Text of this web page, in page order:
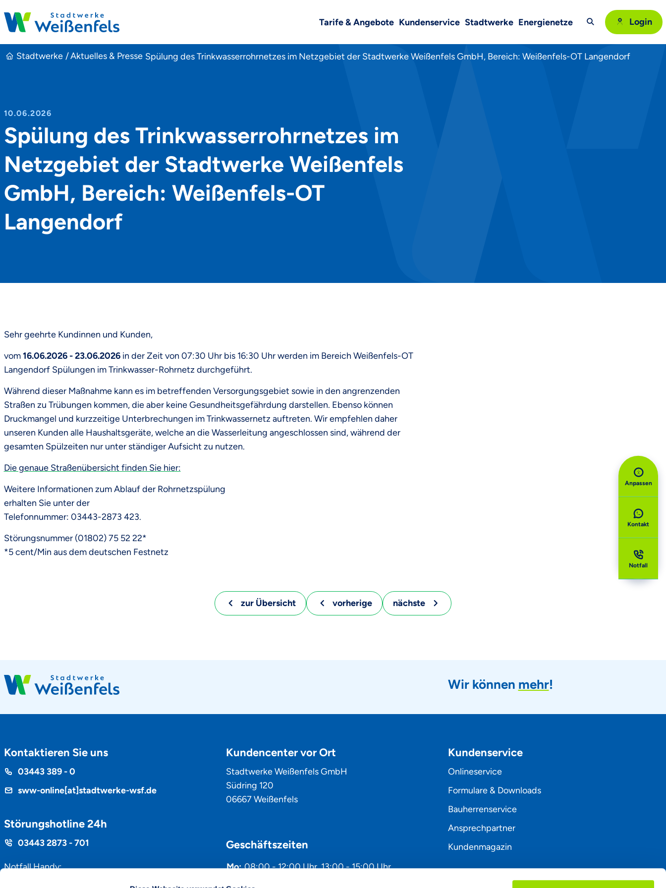
Anpassen
Kontakt
Notfall
Tarife & Angebote Kundenservice Stadtwerke Energienetze
Suche
Login
Stadtwerke Weißenfels
Stadtwerke Aktuelles & Presse Spülung des Trinkwasserrohrnetzes im Netzgebiet der Stadtwerke Weißenfels GmbH, Bereich: Weißenfels-OT Langendorf
Spülung des Trinkwasserrohrnetzes im
Netzgebiet der Stadtwerke Weißenfels
GmbH, Bereich: Weißenfels-OT
Langendorf
10.06.2026
Sehr geehrte Kundinnen und Kunden,
vom16.06.2026 - 23.06.2026in der Zeit von 07:30 Uhr bis 16:30 Uhr werden im Bereich Weißenfels-OT
Langendorf Spülungen im Trinkwasser-Rohrnetz durchgeführt.
Während dieser Maßnahme kann es im betreffenden Versorgungsgebiet sowie in den angrenzenden
Straßen zu Trübungen kommen, die aber keine Gesundheitsgefährdung darstellen. Ebenso können
Druckmangel und kurzzeitige Unterbrechungen im Trinkwassernetz auftreten. Wir empfehlen daher
unseren Kunden alle Haushaltsgeräte, welche an die Wasserleitung angeschlossen sind, während der
gesamten Spülzeiten nur unter ständiger Aufsicht zu nutzen.
Die genaue Straßenübersicht finden Sie hier:
Weitere Informationen zum Ablauf der Rohrnetzspülung
erhalten Sie unter der
Telefonnummer: 03443-2873 423.
Störungsnummer (01802) 75 52 22*
*5 cent/Min aus dem deutschen Festnetz
zur Übersicht vorherige nächste
Wir können mehr!
Kontaktieren Sie uns
Telefon
03443 389 - 0
sww-online[at]stadtwerke-wsf.de
Störungshotline 24h
Hotline03443 2873 - 701
Notfall Handy:
Kundencenter vor Ort
Stadtwerke Weißenfels GmbH
Südring 120
06667 Weißenfels
Geschäftszeiten
Mo:08:00 - 12:00 Uhr,13:00 - 15:00 Uhr
Kundenservice
Onlineservice
Formulare & Downloads
Bauherrenservice
Ansprechpartner
Kundenmagazin